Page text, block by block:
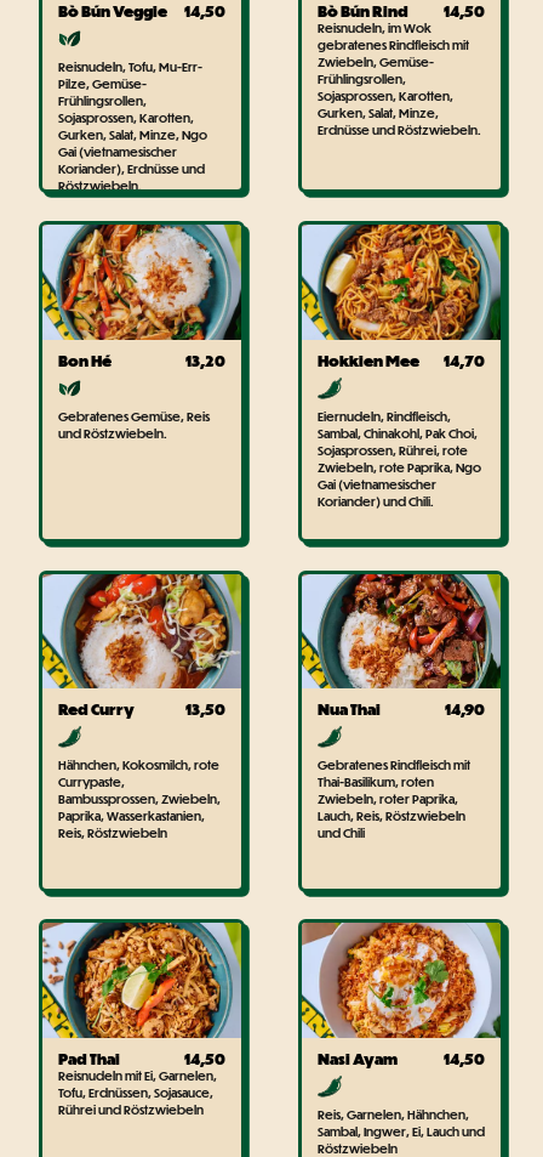
Bò Bún Veggie 14,50
Reisnudeln, Tofu, Mu-Err-
Pilze, Gemüse-
Frühlingsrollen,
Sojasprossen, Karotten,
Gurken, Salat, Minze, Ngo
Gai (vietnamesischer
Koriander), Erdnüsse und
Röstzwiebeln.
Bò Bún Rind 14,50
Reisnudeln, im Wok
gebratenes Rindfleisch mit
Zwiebeln, Gemüse-
Frühlingsrollen,
Sojasprossen, Karotten,
Gurken, Salat, Minze,
Erdnüsse und Röstzwiebeln.
Bon Hé 13,20
Gebratenes Gemüse, Reis
und Röstzwiebeln.
Hokkien Mee 14,70
Eiernudeln, Rindfleisch,
Sambal, Chinakohl, Pak Choi,
Sojasprossen, Rührei, rote
Zwiebeln, rote Paprika, Ngo
Gai (vietnamesischer
Koriander) und Chili.
Red Curry 13,50
Hähnchen, Kokosmilch, rote
Currypaste,
Bambussprossen, Zwiebeln,
Paprika, Wasserkastanien,
Reis, Röstzwiebeln
Nua Thai 14,90
Gebratenes Rindfleisch mit
Thai-Basilikum, roten
Zwiebeln, roter Paprika,
Lauch, Reis, Röstzwiebeln
und Chili
Pad Thai 14,50
Reisnudeln mit Ei, Garnelen,
Tofu, Erdnüssen, Sojasauce,
Rührei und Röstzwiebeln
Nasi Ayam 14,50
Reis, Garnelen, Hähnchen,
Sambal, Ingwer, Ei, Lauch und
Röstzwiebeln